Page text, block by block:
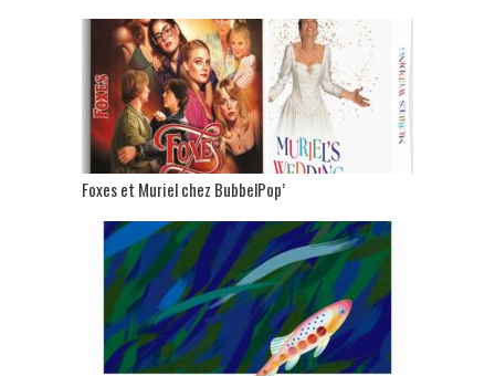
Foxes et Muriel chez BubbelPop’